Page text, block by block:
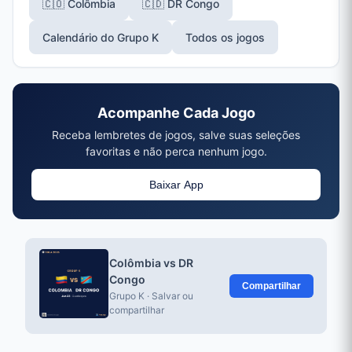
🇨🇴 Colômbia 🇨🇩 DR Congo
Calendário do Grupo K Todos os jogos
Acompanhe Cada Jogo
Receba lembretes de jogos, salve suas seleções
favoritas e não perca nenhum jogo.
Baixar App
Colômbia vs DR
Congo
Grupo K · Salvar ou
compartilhar
Compartilhar